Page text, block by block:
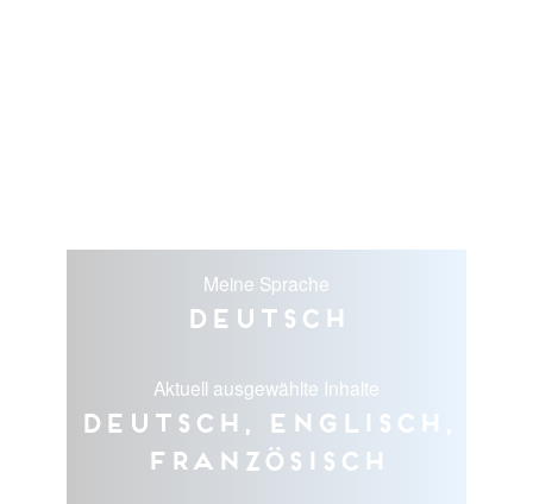
Meine Sprache
Deutsch
Aktuell ausgewählte Inhalte
Deutsch, Englisch,
Französisch